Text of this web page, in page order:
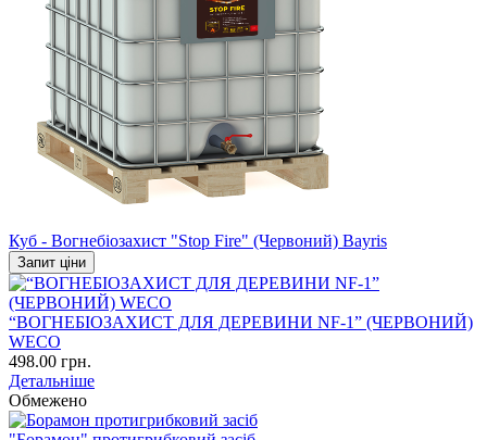
Куб - Вогнебіозахист "Stop Fire" (Червоний) Bayris
Запит ціни
“ВОГНЕБІОЗАХИСТ ДЛЯ ДЕРЕВИНИ NF-1” (ЧЕРВОНИЙ)
WECO
498.00 грн.
Детальніше
Обмежено